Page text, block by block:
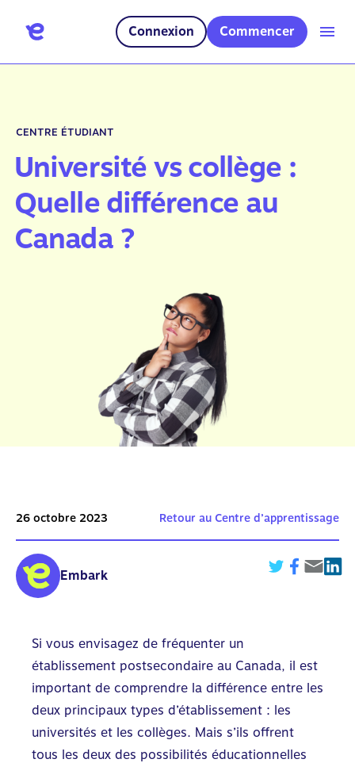
Connexion Commencer
CENTRE ÉTUDIANT
Université vs collège :
Quelle différence au
Canada ?
26 octobre 2023 Retour au Centre d’apprentissage
Embark
Si vous envisagez de fréquenter un
établissement postsecondaire au Canada, il est
important de comprendre la différence entre les
deux principaux types d’établissement : les
universités et les collèges. Mais s’ils offrent
tous les deux des possibilités éducationnelles